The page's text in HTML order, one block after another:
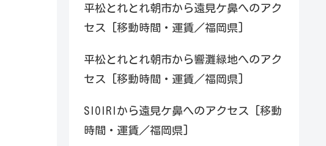
平松とれとれ朝市から遠見ケ鼻へのアク
セス [移動時間・運賃／福岡県]
平松とれとれ朝市から響灘緑地へのアク
セス [移動時間・運賃／福岡県]
SIOIRIから遠見ケ鼻へのアクセス [移動
時間・運賃／福岡県]